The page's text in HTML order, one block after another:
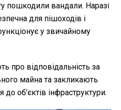
пошкодили вандали. Наразі
для пішоходів і
у звичайному
про відповідальність за
майна та закликають
об’єктів інфраструктури.